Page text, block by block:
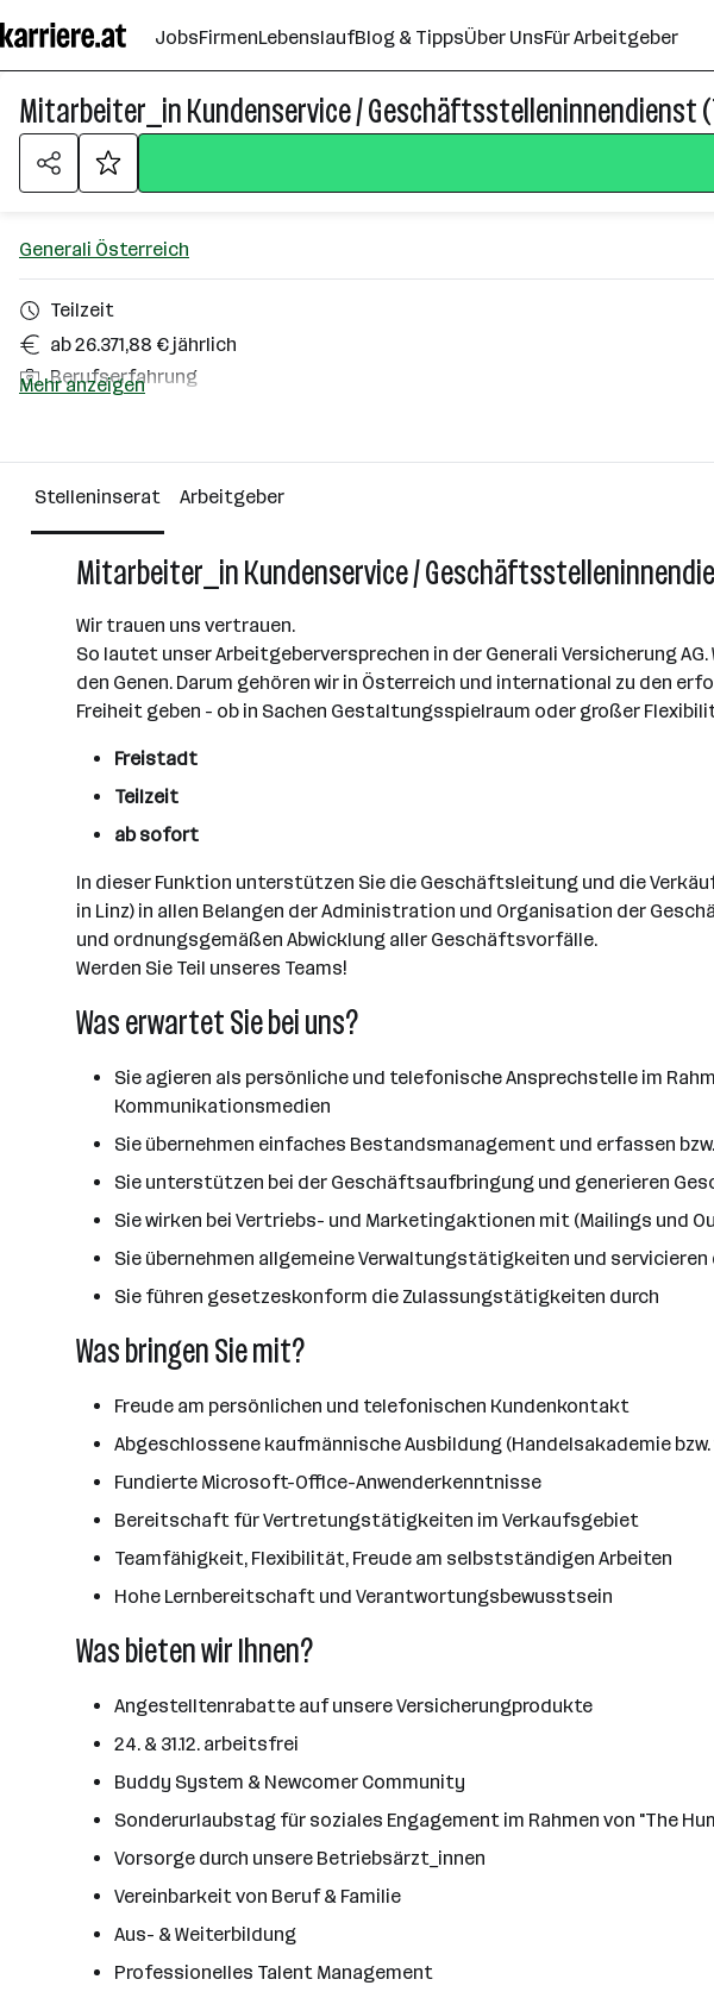
Seiteninhalt
springen
JobsFirmenLebenslaufBlog & TippsÜber UnsFür Arbeitgeber
Mitarbeiter_in Kundenservice / Geschäftsstelleninnendienst
Generali Österreich
Teilzeit
ab 26.371,88 € jährlich
Berufserfahrung
Über das Unternehmen
2501 - 10000 Mitarbeiter*innen
Wien
Mehr anzeigen
Stelleninserat Arbeitgeber
Mitarbeiter_in Kundenservice /
Wir trauen uns vertrauen.
So lautet unser Arbeitgeberversprechen in der Generali Versicherung
den Genen. Darum gehören wir in Österreich und international zu den
Freiheit geben - ob in Sachen Gestaltungsspielraum oder großer
Freistadt
Teilzeit
ab sofort
In dieser Funktion unterstützen Sie die Geschäftsleitung und die
in Linz) in allen Belangen der Administration und Organisation der
und ordnungsgemäßen Abwicklung aller Geschäftsvorfälle.
Werden Sie Teil unseres Teams!
Was erwartet Sie bei uns?
Sie agieren als persönliche und telefonische Ansprechstelle im
Kommunikationsmedien
Sie übernehmen einfaches Bestandsmanagement und erfassen
Sie unterstützen bei der Geschäftsaufbringung und generieren
Sie wirken bei Vertriebs- und Marketingaktionen mit (Mailings und
Sie übernehmen allgemeine Verwaltungstätigkeiten und
Sie führen gesetzeskonform die Zulassungstätigkeiten durch
Was bringen Sie mit?
Freude am persönlichen und telefonischen Kundenkontakt
Abgeschlossene kaufmännische Ausbildung (Handelsakademie
Fundierte Microsoft-Office-Anwenderkenntnisse
Bereitschaft für Vertretungstätigkeiten im Verkaufsgebiet
Teamfähigkeit, Flexibilität, Freude am selbstständigen Arbeiten
Hohe Lernbereitschaft und Verantwortungsbewusstsein
Was bieten wir Ihnen?
Angestelltenrabatte auf unsere Versicherungprodukte
​24. & 31.12. arbeitsfrei
Buddy System & Newcomer Community
Sonderurlaubstag für soziales Engagement im Rahmen von "The
Vorsorge durch unsere Betriebsärzt_innen
Vereinbarkeit von Beruf & Familie
Aus- & Weiterbildung
Professionelles Talent Management